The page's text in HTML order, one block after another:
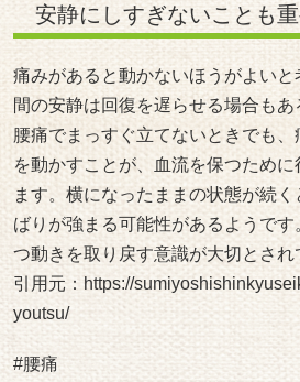
安静にしすぎないことも
痛みがあると動かないほうがよい
間の安静は回復を遅らせる場合もあ
腰痛でまっすぐ立てないときでも
を動かすことが、血流を保つため
ます。横になったままの状態が続
ばりが強まる可能性があるようで
つ動きを取り戻す意識が大切とされ
引用元： https://
youtsu/
#腰痛